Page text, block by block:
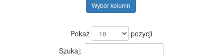
Wybór kolumn
Pokaż
pozycji
Szukaj: